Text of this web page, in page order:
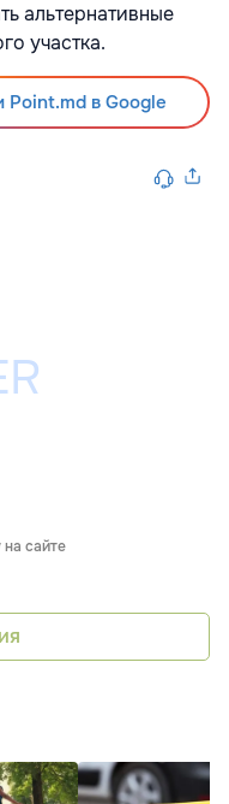
альтернативные
участка.
Point.md в Google
на сайте